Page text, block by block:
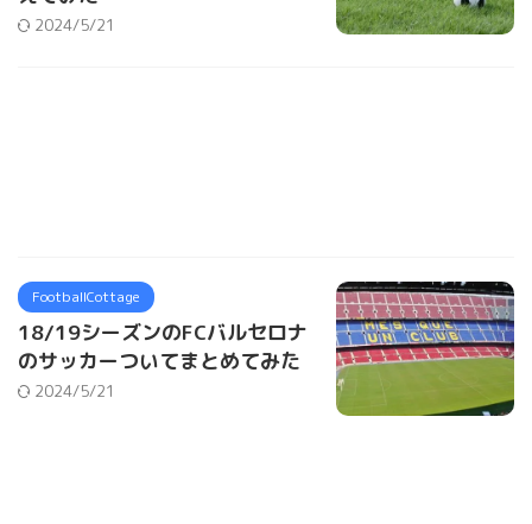
2024/5/21
FootballCottage
18/19シーズンのFCバルセロナ
のサッカーついてまとめてみた
2024/5/21